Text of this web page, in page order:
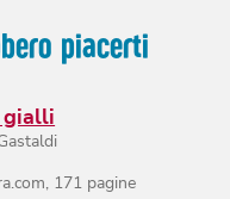
piacerti
gialli
, 171 pagine